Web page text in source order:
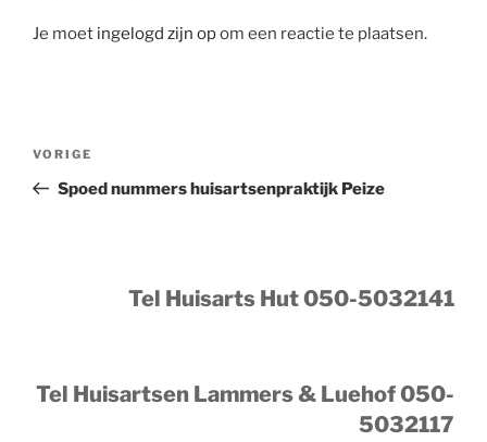
Je moet ingelogd zijn opom een reactie te plaatsen.
Vorig
bericht
VORIGE
Spoed nummers huisartsenpraktijk Peize
Tel Huisarts Hut 050-5032141
Tel Huisartsen Lammers & Luehof 050-
5032117